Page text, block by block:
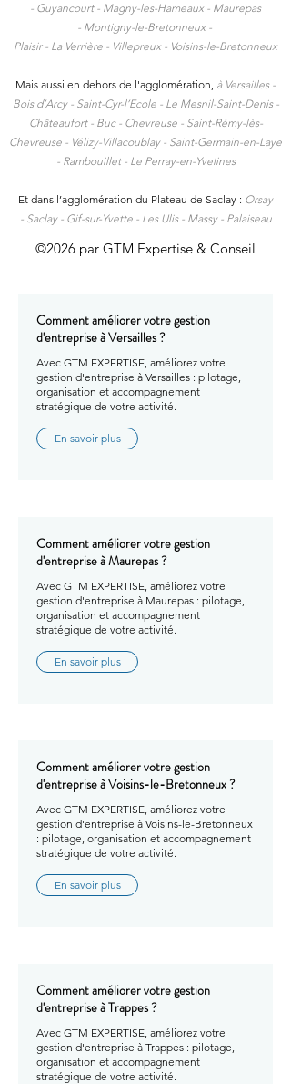
- Guyancourt - Magny-les-Hameaux - Maurepas
- Montigny-le-Bretonneux -
Plaisir - La Verrière - Villepreux - Voisins-le-Bretonneux
Mais aussi en dehors de l'agglomération, à Versailles -
Bois d’Arcy - Saint-Cyr-l’Ecole - Le Mesnil-Saint-Denis -
Châteaufort - Buc - Chevreuse - Saint-Rémy-lès-
Chevreuse - Vélizy-Villacoublay - Saint-Germain-en-Laye
- Rambouillet - Le Perray-en-Yvelines
Et dans l’agglomération du Plateau de Saclay : Orsay
- Saclay - Gif-sur-Yvette - Les Ulis - Massy - Palaiseau
©2026 par GTM Expertise & Conseil
Comment améliorer votre gestion
d'entreprise à Versailles ?
Avec GTM EXPERTISE, améliorez votre
gestion d'entreprise à Versailles : pilotage,
organisation et accompagnement
stratégique de votre activité.
En savoir plus
Comment améliorer votre gestion
d'entreprise à Maurepas ?
Avec GTM EXPERTISE, améliorez votre
gestion d'entreprise à Maurepas : pilotage,
organisation et accompagnement
stratégique de votre activité.
En savoir plus
Comment améliorer votre gestion
d'entreprise à Voisins-le-Bretonneux ?
Avec GTM EXPERTISE, améliorez votre
gestion d'entreprise à Voisins-le-Bretonneux
: pilotage, organisation et accompagnement
stratégique de votre activité.
En savoir plus
Comment améliorer votre gestion
d'entreprise à Trappes ?
Avec GTM EXPERTISE, améliorez votre
gestion d'entreprise à Trappes : pilotage,
organisation et accompagnement
stratégique de votre activité.